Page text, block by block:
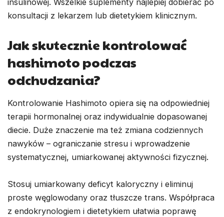
konsultacji z lekarzem lub dietetykiem klinicznym.
Jak skutecznie kontrolować
hashimoto podczas
odchudzania?
Kontrolowanie Hashimoto opiera się na odpowiedniej
terapii hormonalnej oraz indywidualnie dopasowanej
diecie. Duże znaczenie ma też zmiana codziennych
nawyków – ograniczanie stresu i wprowadzenie
systematycznej, umiarkowanej aktywności fizycznej.
Stosuj umiarkowany deficyt kaloryczny i eliminuj
proste węglowodany oraz tłuszcze trans. Współpraca
z endokrynologiem i dietetykiem ułatwia poprawę